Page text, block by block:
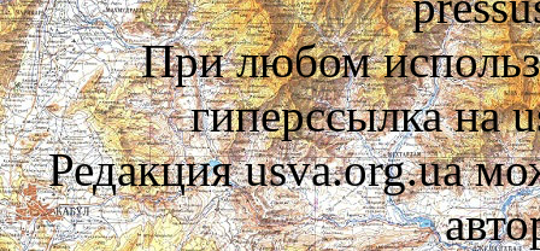
При любом
гиперссылка на
Редакция usva.org.ua